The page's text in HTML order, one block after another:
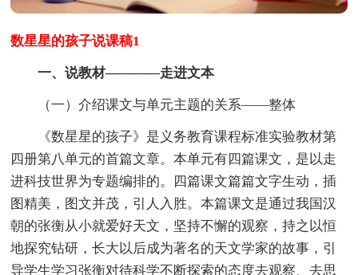
数星星的孩子说课稿1
一、说教材————走进文本
（一）介绍课文与单元主题的关系——整体
《数星星的孩子》是义务教育课程标准实验教材第
四册第八单元的首篇文章。本单元有四篇课文，是以走
进科技世界为专题编排的。四篇课文篇篇文字生动，插
图精美，图文并茂，引人入胜。本篇课文是通过我国汉
朝的张衡从小就爱好天文，坚持不懈的观察，持之以恒
地探究钻研，长大以后成为著名的天文学家的故事，引
导学生学习张衡对待科学不断探索的态度去观察、去思